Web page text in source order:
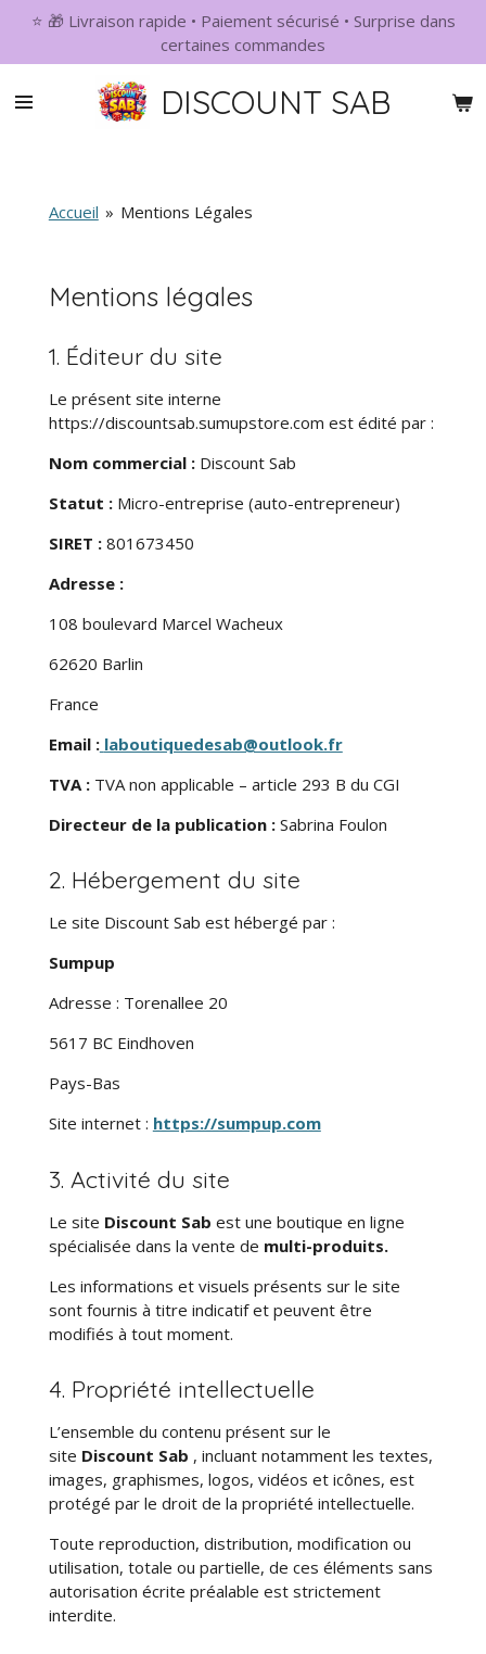
Passer
contenu
principal
DISCOUNT SAB
⭐ 🎁 Livraison rapide • Paiement sécurisé • Surprise dans
certaines commandes
Accueil » Mentions Légales
Mentions légales
1. Éditeur du site
Le présent site interne
https://discountsab.sumupstore.com est édité par :
Nom commercial : Discount Sab
Statut : Micro-entreprise (auto-entrepreneur)
SIRET : 801673450
Adresse :
108 boulevard Marcel Wacheux
62620 Barlin
France
Email : laboutiquedesab@outlook.fr
TVA : TVA non applicable – article 293 B du CGI
Directeur de la publication : Sabrina Foulon
2. Hébergement du site
Le site Discount Sab est hébergé par :
Sumpup
Adresse : Torenallee 20
5617 BC Eindhoven
Pays-Bas
Site internet : https://sumpup.com
3. Activité du site
Le site Discount Sab est une boutique en ligne
spécialisée dans la vente de multi-produits.
Les informations et visuels présents sur le site
sont fournis à titre indicatif et peuvent être
modifiés à tout moment.
4. Propriété intellectuelle
L’ensemble du contenu présent sur le
site Discount Sab , incluant notamment les textes,
images, graphismes, logos, vidéos et icônes, est
protégé par le droit de la propriété intellectuelle.
Toute reproduction, distribution, modification ou
utilisation, totale ou partielle, de ces éléments sans
autorisation écrite préalable est strictement
interdite.